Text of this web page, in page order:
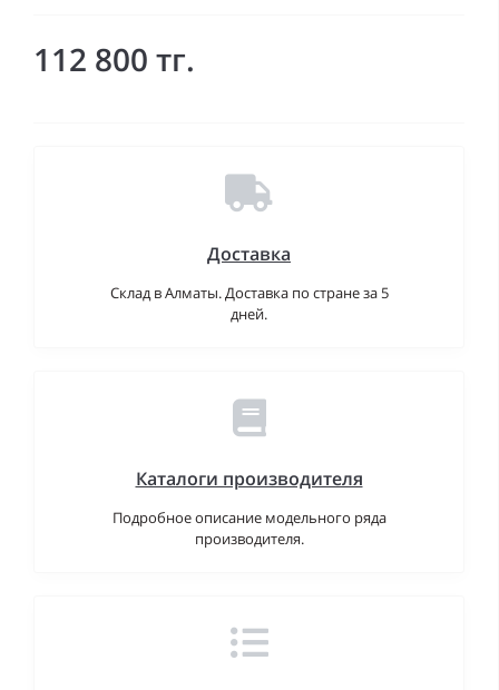
112 800 тг.
Доставка
Склад в Алматы. Доставка по стране за 5
дней.
Каталоги производителя
Подробное описание модельного ряда
производителя.